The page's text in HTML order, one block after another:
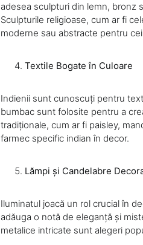
adesea sculpturi din lemn, bronz
Sculpturile religioase, cum ar fi
moderne sau abstracte pentru
Textile Bogate în Culoare
Indienii sunt cunoscuți pentru
bumbac sunt folosite pentru a
tradiționale, cum ar fi paisley,
farmec specific indian în decor.
Lămpi și Candelabre
Iluminatul joacă un rol crucial în
adăuga o notă de eleganță și
metalice intricate sunt alegeri